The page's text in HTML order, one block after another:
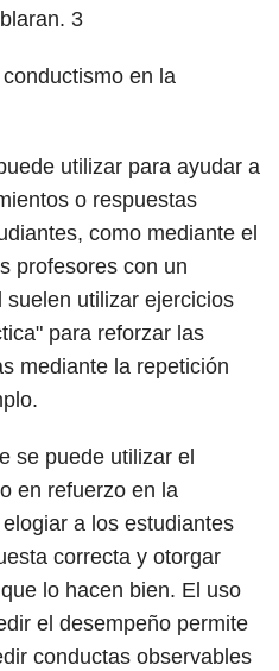
3
en la
utilizar para ayudar a
o respuestas
como mediante el
profesores con un
utilizar ejercicios
para reforzar las
mediante la repetición
se puede utilizar el
en refuerzo en la
a los estudiantes
correcta y otorgar
lo hacen bien. El uso
el desempeño permite
conductas observables